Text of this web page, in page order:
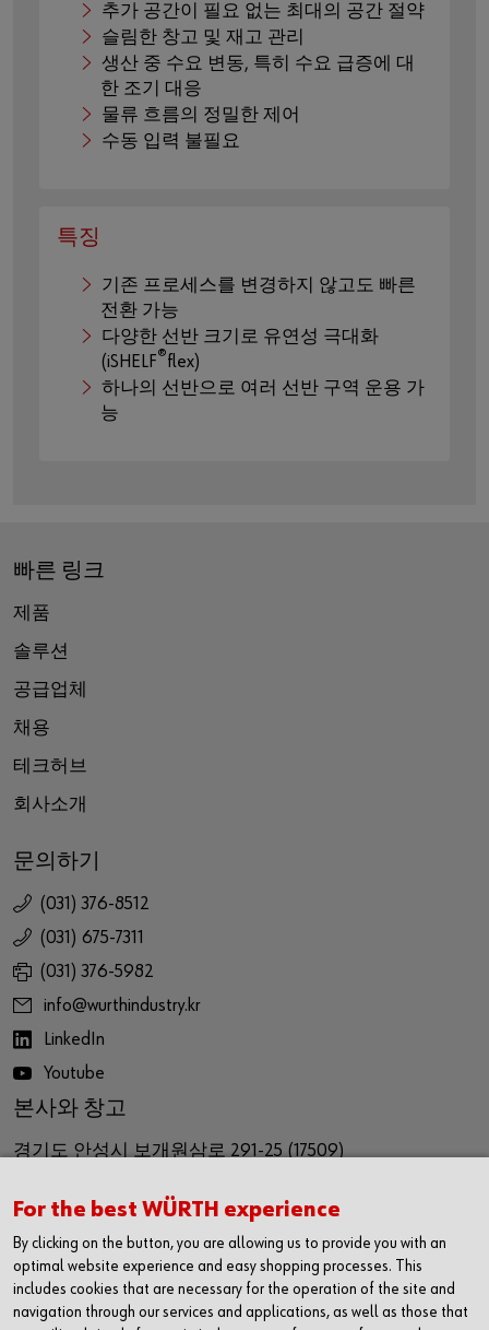
추가 공간이 필요 없는 최대의 공간 절약
슬림한 창고 및 재고 관리
생산 중 수요 변동, 특히 수요 급증에 대
한 조기 대응
물류 흐름의 정밀한 제어
수동 입력 불필요
특징
기존 프로세스를 변경하지 않고도 빠른
전환 가능
다양한 선반 크기로 유연성 극대화
(iSHELF®flex)
하나의 선반으로 여러 선반 구역 운용 가
능
빠른 링크
제품
솔루션
공급업체
채용
테크허브
회사소개
문의하기
(031) 376-8512
(031) 675-7311
(031) 376-5982
info@wurthindustry.kr
LinkedIn
Youtube
본사와 창고
경기도 안성시 보개원삼로 291-25 (17509)
Republic of Korea (17509)
영업사무소
For the best WÜRTH experience
By clicking on the button, you are allowing us to provide you with an
optimal website experience and easy shopping processes. This
includes cookies that are necessary for the operation of the site and
navigation through our services and applications, as well as those that